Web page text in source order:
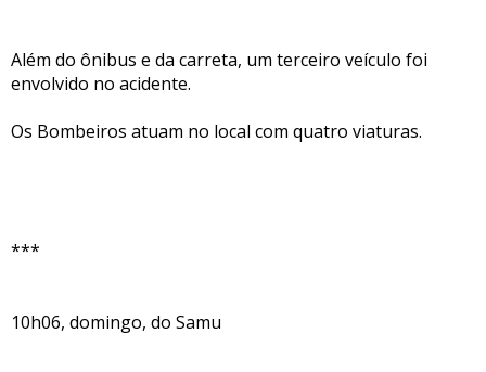
Além do ônibus e da carreta, um terceiro veículo foi
envolvido no acidente.
Os Bombeiros atuam no local com quatro viaturas.
***
10h06, domingo, do Samu